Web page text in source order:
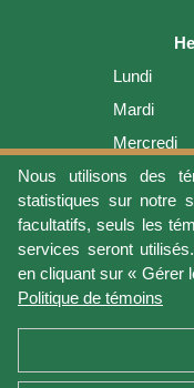
Nous utilisons des
statistiques sur notre
facultatifs, seuls les
services seront
en cliquant sur « Gérer
Politique de témoins
Lundi
Mardi
Mercredi
Jeudi
Vendredi
Samedi
Dimanche